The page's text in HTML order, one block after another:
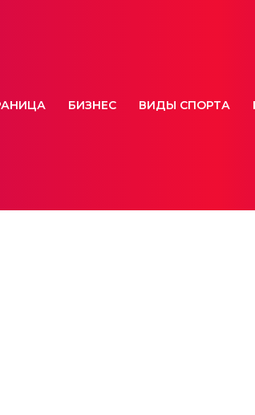
БИЗНЕС ВИДЫ СПОРТА